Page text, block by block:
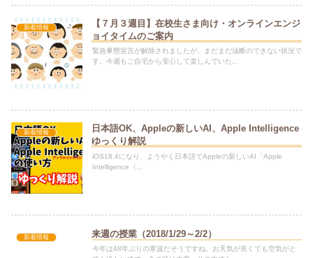
新着情報
【７月３週目】在校生さま向け・オンラインエンジ
ョイタイムのご案内
緊急事態宣言が解除されましたが、まだまだ油断のできない状況で
す。今週もご自宅から安心して楽しんでいた...
新着情報
日本語OK、Appleの新しいAI、Apple Intelligence
ゆっくり解説
iOS18.4になり、ようやく日本語でAppleの新しいAI「Apple
Intelligence（...
新着情報 来週の授業（2018/1/29～2/2）
今年は48年ぶりの寒波だそうですね。お天気が良くても空気がと